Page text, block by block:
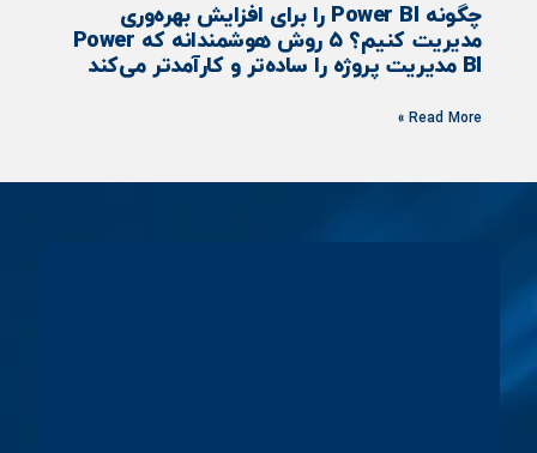
چگونه Power BI را برای افزایش بهره‌وری
مدیریت کنیم؟ ۵ روش هوشمندانه که Power
BI مدیریت پروژه را ساده‌تر و کارآمدتر می‌کند
Read More »